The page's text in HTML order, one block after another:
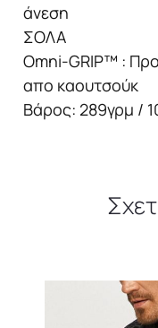
άνεση
ΣΟΛΑ
Omni-GRIP™ :
απο καουτσούκ
Βάρος: 289γρμ /